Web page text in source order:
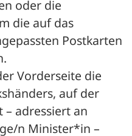
oder die
die auf das
Postkarten
Vorderseite die
auf der
– adressiert an
n Minister*in –